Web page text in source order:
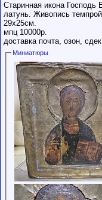
Старинная икона Господь
латунь. Живопись
29х25см.
мпц 10000р.
доставка почта, озон,
Миниатюры